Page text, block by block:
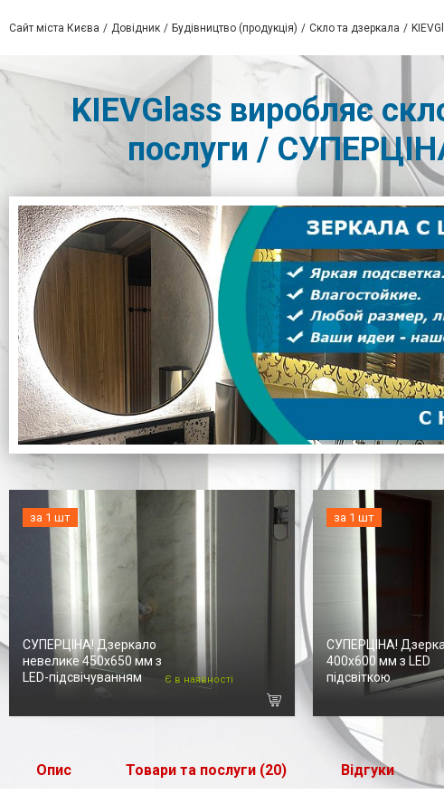
Сайт міста Києва Довідник Будівництво (продукція) Скло та дзеркала
KIEVGlass виробляє
послуги /
за 1 шт
СУПЕРЦІНА! Дзеркало
невелике 450х650 мм з
LED-підсвічуванням
Є в наявності
за 1 шт
СУПЕРЦІНА!
400х600 мм з LED
підсвіткою
Опис Товари та послуги (20) Відгуки